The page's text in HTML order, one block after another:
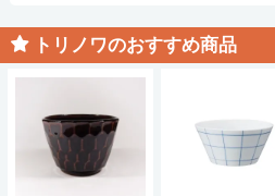
トリノワのおすすめ商品